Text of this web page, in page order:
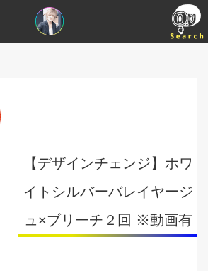
【デザインチェンジ】ホワ
イトシルバーバレイヤージ
ュ×ブリーチ２回 ※動画有